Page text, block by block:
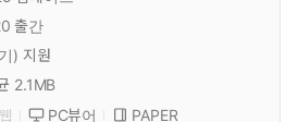
출간
) 지원
2.1MB
웹 PC뷰어
PAPER